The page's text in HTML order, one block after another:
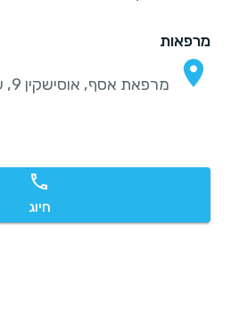
מרפאות
מרפאת אסף, אוסישקין 9, עפולה
חיוג